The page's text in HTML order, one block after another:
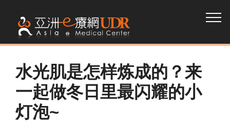
水光肌是怎样炼成的？来
一起做冬日里最闪耀的小
灯泡~